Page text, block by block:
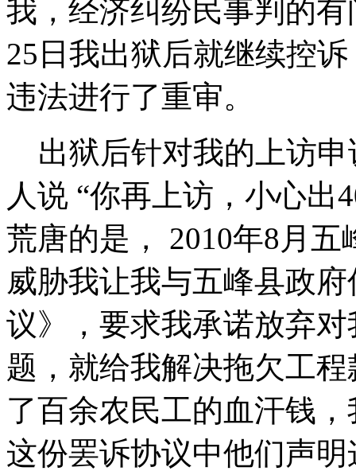
我，经济纠纷民事判的
25日我出狱后就继续控
违法进行了重审。
出狱后针对我的上访申
人说 “你再上访，小心出
荒唐的是， 2010年8月
威胁我让我与五峰县政
议》，要求我承诺放弃
题，就给我解决拖欠工
了百余农民工的血汗钱
这份罢诉协议中他们声